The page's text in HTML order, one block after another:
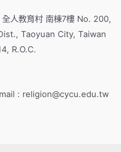
人教育村 南棟7樓 No. 200,
Taoyuan City, Taiwan
R.O.C.
: religion@cycu.edu.tw